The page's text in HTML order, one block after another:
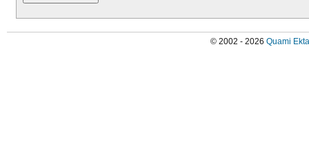
© 2002 - 2026 Quami